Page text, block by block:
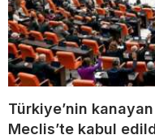
Türkiye’nin
Meclis’te kabul